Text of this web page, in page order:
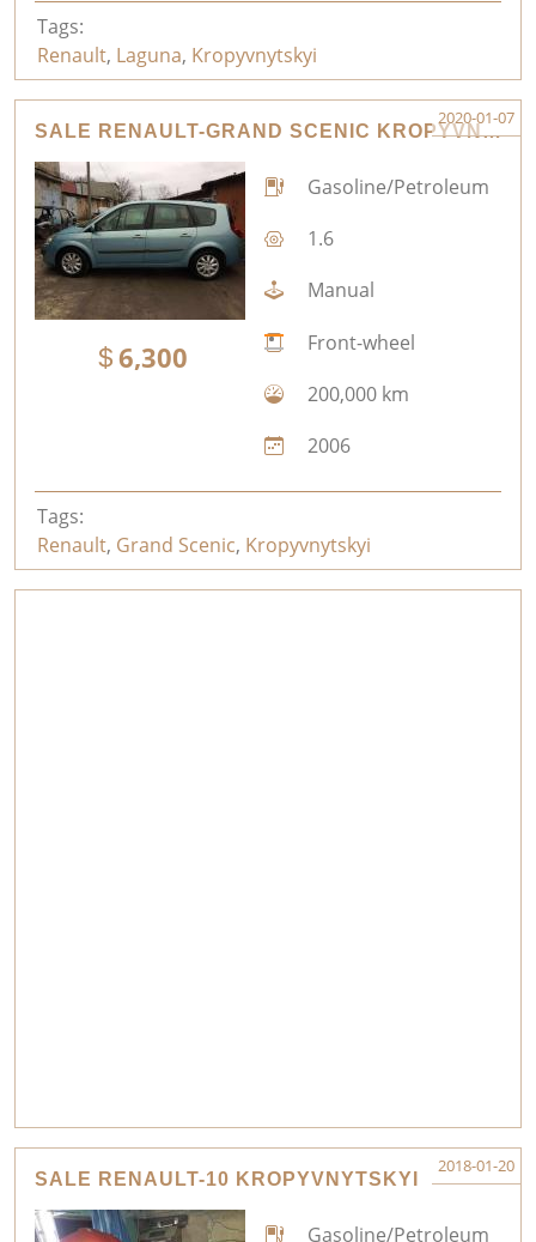
Tags:
Renault, Laguna, Kropyvnytskyi
SALE RENAULT-GRAND SCENIC KROPYVNYTSKYI
2020-01-07
6,300
Gasoline/Petroleum
1.6
Manual
Front-wheel
200,000 km
2006
Tags:
Renault, Grand Scenic, Kropyvnytskyi
SALE RENAULT-10 KROPYVNYTSKYI
2018-01-20
Gasoline/Petroleum